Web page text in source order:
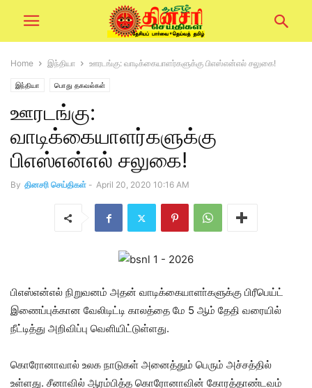
Home இந்தியா ஊரடங்கு: வாடிக்கையாளர்களுக்கு பிஎஸ்என்எல் சலுகை!
இந்தியா பொது தகவல்கள்
ஊரடங்கு:
வாடிக்கையாளர்களுக்கு
பிஎஸ்என்எல் சலுகை!
By தினசரி செய்திகள் - April 20, 2020 10:16 AM
பிஎஸ்என்எல் நிறுவனம் அதன் வாடிக்கையாளா்களுக்கு பிரீபெய்ட்
இணைப்புக்கான வேலிடிட்டி காலத்தை மே 5 ஆம் தேதி வரையில்
நீட்டித்து அறிவிப்பு வெளியிட்டுள்ளது.
கொரோனாவால் உலக நாடுகள் அனைத்தும் பெரும் அச்சத்தில்
உள்ளது. சீனாவில் ஆரம்பித்த கொரோனாவின் கோரத்தாண்டவம்